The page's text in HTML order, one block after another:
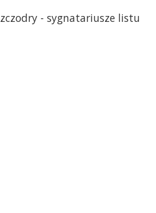
- sygnatariusze listu